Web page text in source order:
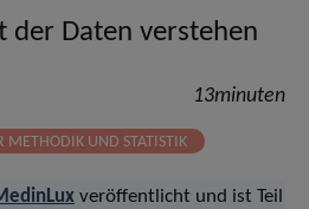
der Daten verstehen
13minuten
METHODIK UND STATISTIK
veröffentlicht und ist Teil